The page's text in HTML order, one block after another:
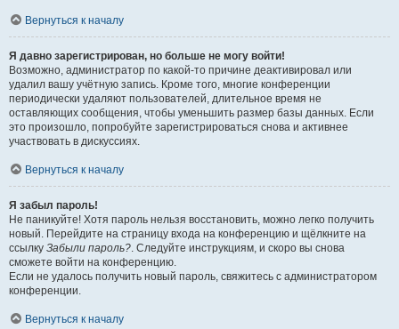
Вернуться к началу
Я давно зарегистрирован, но больше не могу войти!
Возможно, администратор по какой-то причине деактивировал или
удалил вашу учётную запись. Кроме того, многие конференции
периодически удаляют пользователей, длительное время не
оставляющих сообщения, чтобы уменьшить размер базы данных. Если
это произошло, попробуйте зарегистрироваться снова и активнее
участвовать в дискуссиях.
Вернуться к началу
Я забыл пароль!
Не паникуйте! Хотя пароль нельзя восстановить, можно легко получить
новый. Перейдите на страницу входа на конференцию и щёлкните на
ссылку Забыли пароль?. Следуйте инструкциям, и скоро вы снова
сможете войти на конференцию.
Если не удалось получить новый пароль, свяжитесь с администратором
конференции.
Вернуться к началу